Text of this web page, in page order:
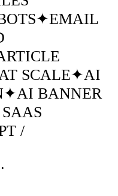
✦EMAIL
SCALE✦AI
✦AI BANNER
/